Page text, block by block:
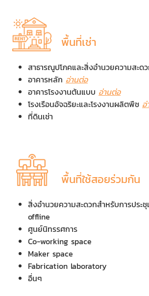
พื้นที่เช่า
สาธารณูปโภคและสิ่งอำนวยความสะด
อาคารหลัก อ่านต่อ
อาคารโรงงานต้นแบบ อ่านต่อ
โรงเรือนอัจฉริยะและโรงงานผลิตพืช อ่
ที่ดินเช่า
พื้นที่ใช้สอยร่วมกัน
สิ่งอำนวยความสะดวกสำหรับการประ
offline
ศูนย์นิทรรศการ
Co-working space
Maker space
Fabrication laboratory
อื่นๆ